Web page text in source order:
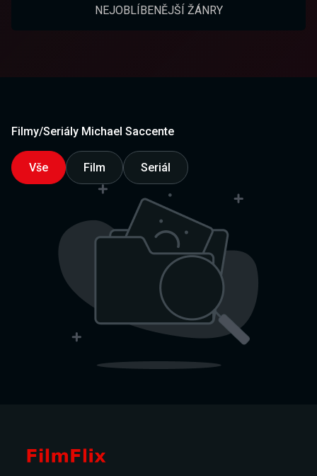
NEJOBLÍBENĚJŠÍ ŽÁNRY
Filmy/Seriály Michael Saccente
Vše Film Seriál